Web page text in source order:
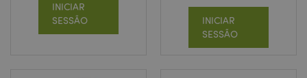
INICIAR
SESSÃO
INICIAR
SESSÃO
section_data_ids
Adobe Inc.
www.puckator.pt